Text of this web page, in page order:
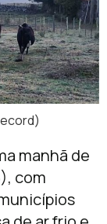
manhã de
com